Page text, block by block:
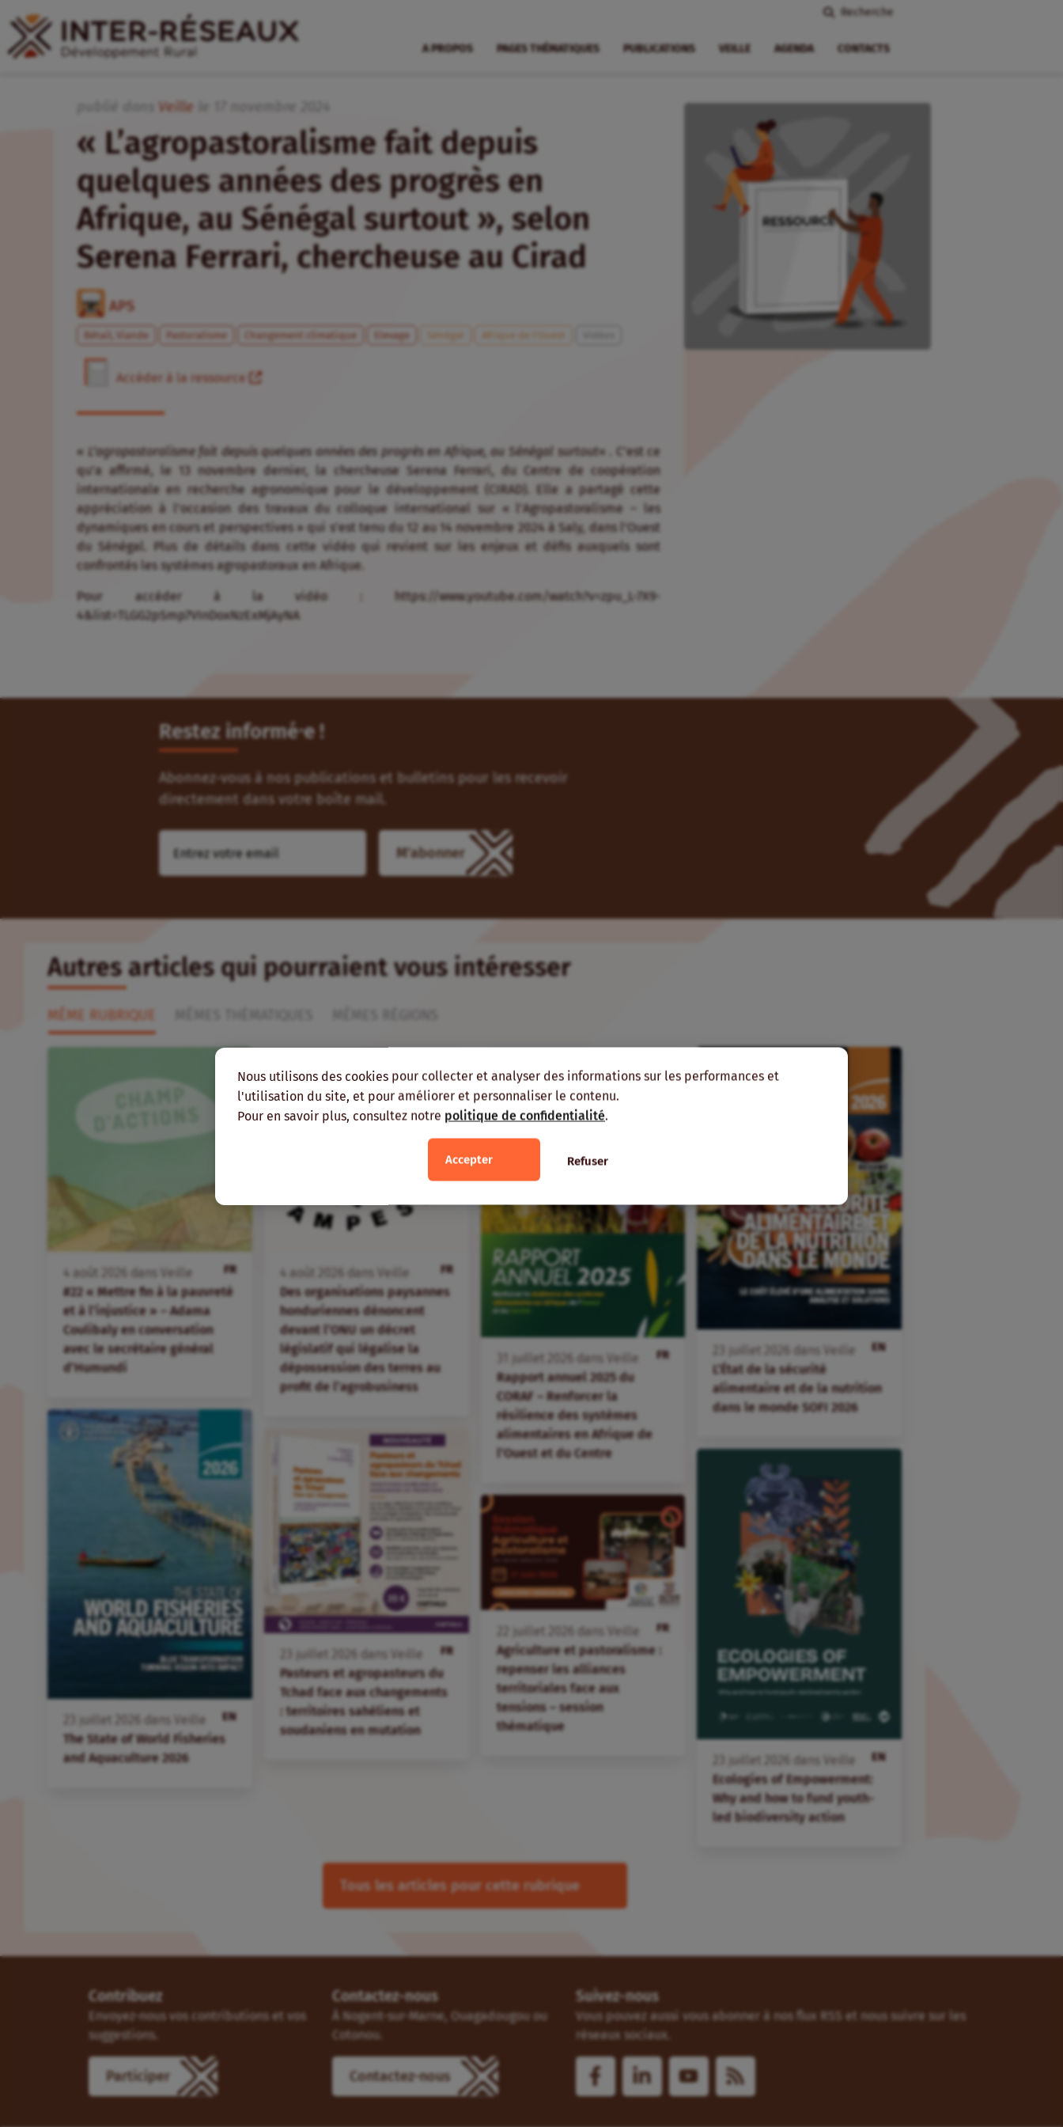
Nous utilisons des cookies pour collecter et analyser des informations sur les performances et
l'utilisation du site, et pour améliorer et personnaliser le contenu.
Pour en savoir plus, consultez notre politique de confidentialité.
Accepter Refuser
Recherche
A PROPOS PAGES THÉMATIQUES PUBLICATIONS VEILLE AGENDA CONTACTS
Veille
« L’agropastoralisme fait depuis
quelques années des progrès en
Afrique, au Sénégal surtout », selon
Serena Ferrari, chercheuse au Cirad
APS
Bétail, Viande Pastoralisme Changement climatique Elevage Sénégal Afrique de l’Ouest
Accéder à la ressource
« L’agropastoralisme fait depuis quelques années des progrès en Afrique, au Sénégal surtout« . C’est ce
qu’a affirmé, le 13 novembre dernier, la chercheuse Serena Ferrari, du Centre de coopération
internationale en recherche agronomique pour le développement (CIRAD). Elle a partagé cette
appréciation à l’occasion des travaux du colloque international sur « l’Agropastoralisme – les
dynamiques en cours et perspectives » qui s’est tenu du 12 au 14 novembre 2024 à Saly, dans l’Ouest
du Sénégal. Plus de détails dans cette vidéo qui revient sur les enjeux et défis auxquels sont
confrontés les systèmes agropastoraux en Afrique.
Pour accéder à la vidéo : https://www.youtube.com/watch?v=zpu_L-7X9-
4&list=TLGG2pSmp7VInDoxNzExMjAyNA
Restez informé⸱e !
Abonnez-vous à nos publications et bulletins pour les recevoir
directement dans votre boîte mail.
M'abonner
Autres articles qui pourraient vous intéresser
MÊME RUBRIQUE
FR
4 août dans
Veille
#22 « Mettre fin à la pauvreté
et à l’injustice » – Adama
Coulibaly en conversation
avec le secrétaire général
d’Humundi
FR
4 août dans Veille
Des organisations paysannes
honduriennes dénoncent
devant l’ONU un décret
législatif qui légalise la
dépossession des terres au
profit de l’agrobusiness
FR
juillet dans
Veille
Rapport annuel 2025 du
CORAF – Renforcer la
résilience des systèmes
alimentaires en Afrique de
l’Ouest et du Centre
EN
juillet dans
Veille
L’État de la sécurité
alimentaire et de la nutrition
dans le monde SOFI 2026
EN
juillet dans
Veille
The State of World Fisheries
and Aquaculture 2026
FR
juillet dans
Veille
Pasteurs et agropasteurs du
Tchad face aux changements
: territoires sahéliens et
soudaniens en mutation
EN
juillet dans Veille
Ecologies of Empowerment:
Why and how to fund youth-
led biodiversity action
FR
juillet dans
Veille
Agriculture et pastoralisme :
repenser les alliances
territoriales face aux
tensions – session
thématique
Tous les articles pour cette rubrique
Contribuez
Envoyez-nous vos contributions et vos
suggestions.
Participer
Contactez-nous
À Nogent-sur-Marne, Ouagadougou ou
Cotonou.
Contactez-nous
Suivez-nous
Vous pouvez aussi vous abonner à nos flux RSS et nous suivre sur les
réseaux sociaux.